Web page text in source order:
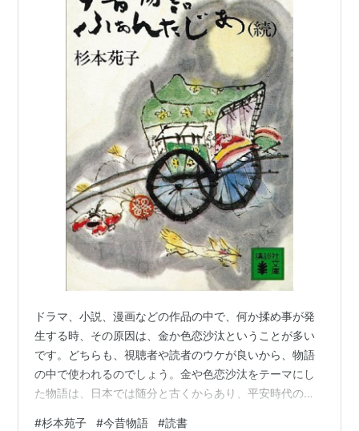
ドラマ、小説、漫画などの作品の中で、何か揉め事が発
生する時、その原因は、金か色恋沙汰ということが多い
です。どちらも、視聴者や読者のウケが良いから、物語
の中で使われるのでしょう。金や色恋沙汰をテーマにし
た物語は、日本では随分と古くからあり、平安時代の今
#杉本苑子 #今昔物語 #読書